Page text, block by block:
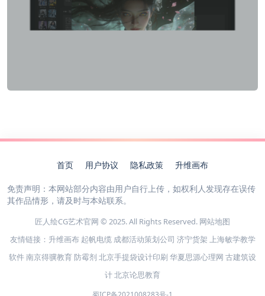
首页 用户协议 隐私政策 升维画布
免责声明：本网站部分内容由用户自行上传，如权利人发现存在误传
其作品情形，请及时与本站联系。
匠人绘CG艺术官网 © 2025. All Rights Reserved. 网站地图
友情链接： 升维画布 起帆电缆 成都活动策划公司 济宁货架 上海敏学教学
软件南京得骥教育 防霉剂 北京手提袋设计印刷 华夏思源心理网 古建筑设
计北京论思教育